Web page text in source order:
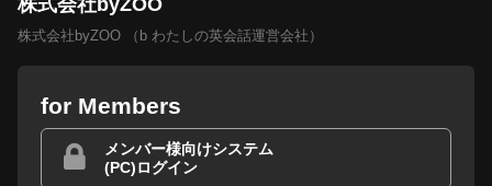
株式会社byZOO （b わたしの英会話運営会社）
for Members
メンバー様向けシステム
(PC)ログイン